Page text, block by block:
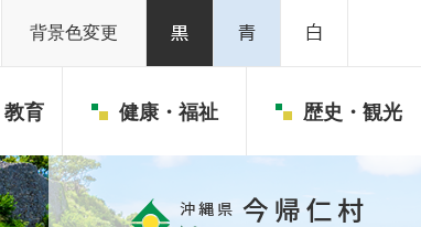
背景色変更
育 健康・福祉 歴史・観光